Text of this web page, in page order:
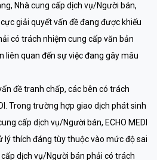
Nhà cung cấp dịch vụ/Người bán,
giải quyết vấn đề đang được khiếu
có trách nhiệm cung cấp văn bản
quan đến sự việc đang gây mâu
đề tranh chấp, các bên có trách
Trong trường hợp giao dịch phát sinh
cấp dịch vụ/Người bán, ECHO MEDI
lý thích đáng tùy thuộc vào mức độ sai
dịch vụ/Người bán phải có trách